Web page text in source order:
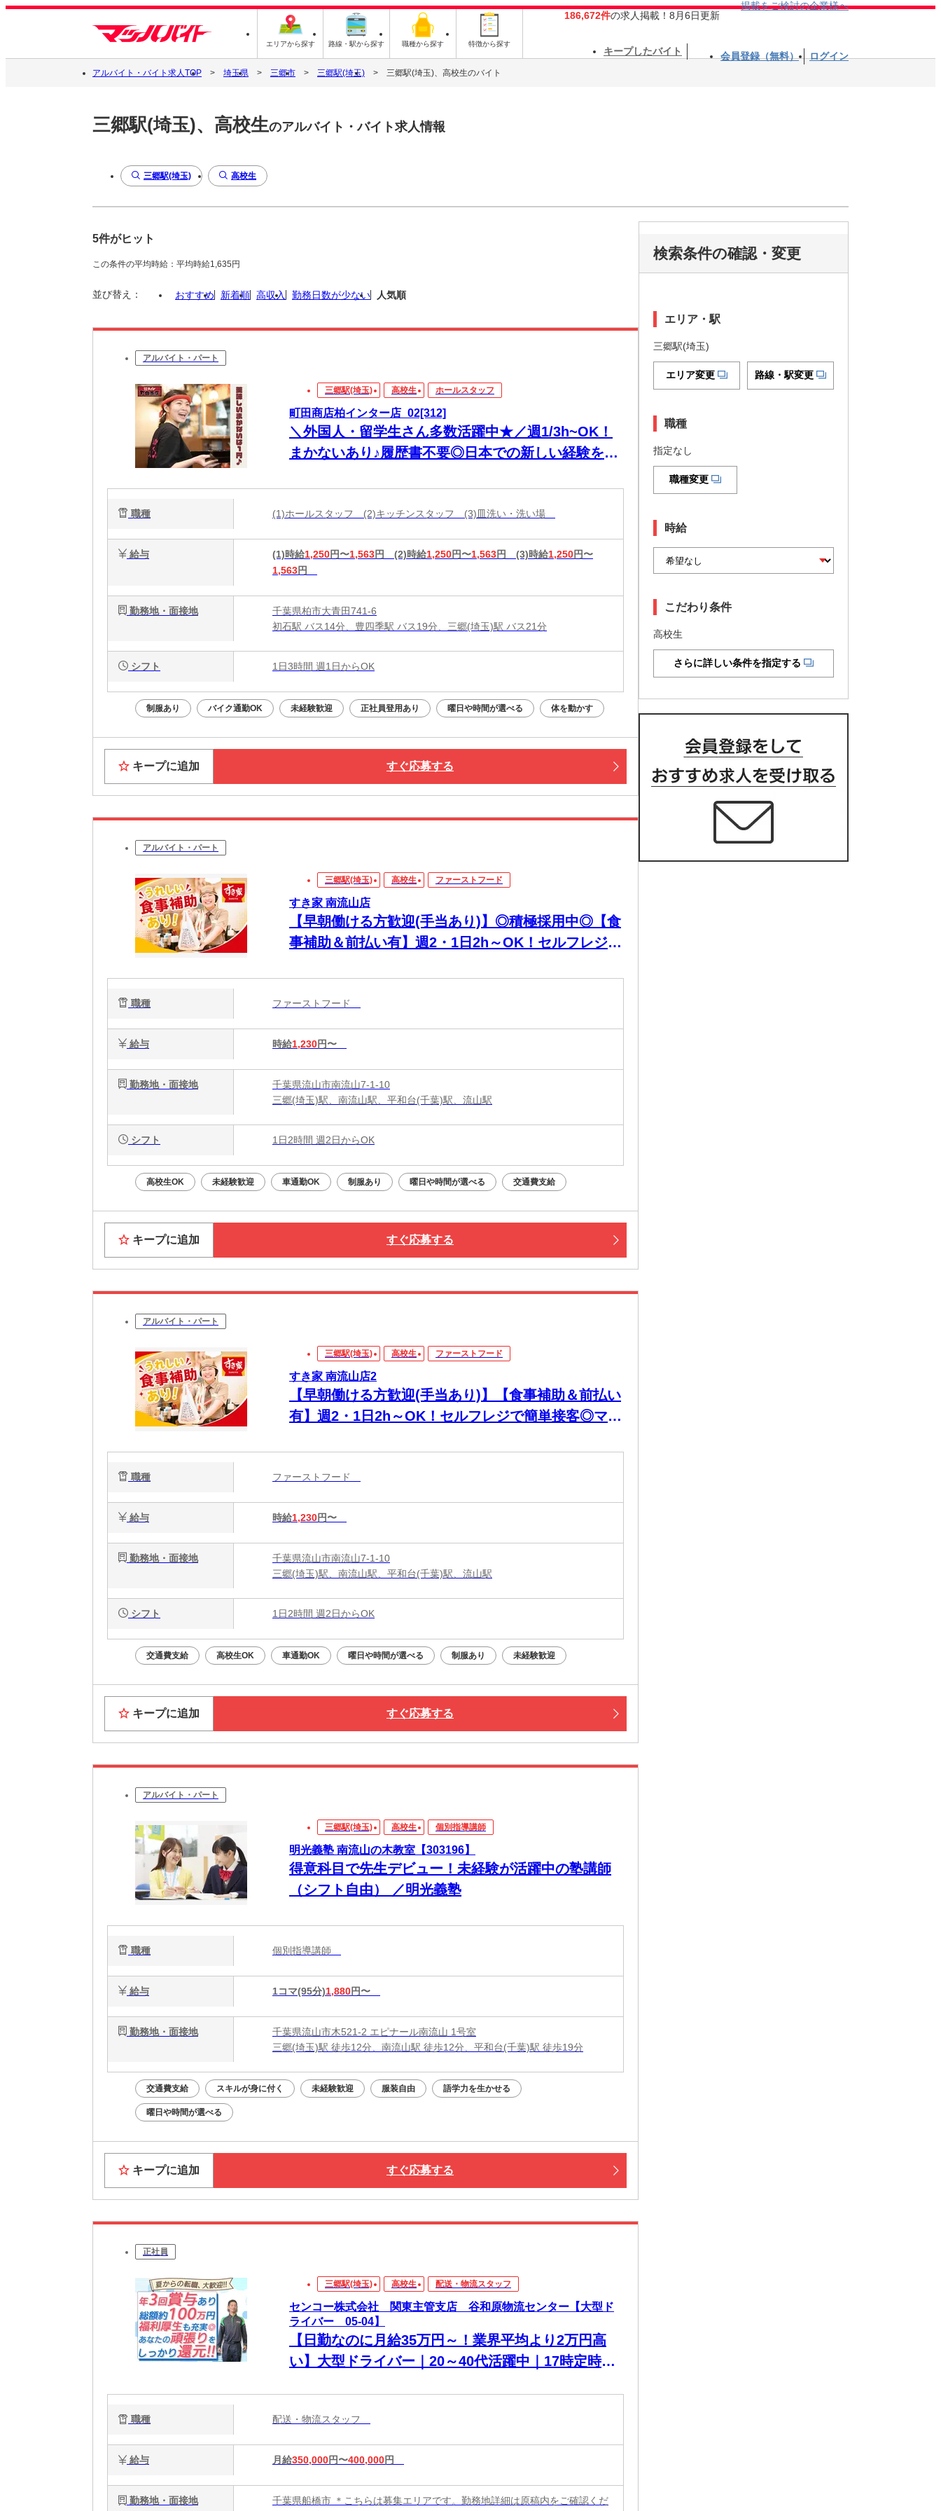
エリアから探す 路線・駅から探す 職種から探す 特徴から探す
186,672件の求人掲載！8月6日更新
掲載をご検討の企業様へ
キープしたバイト 会員登録（無料） ログイン
アルバイト・バイト求人TOP 埼玉県 三郷市 三郷駅(埼玉) 三郷駅(埼玉)、高校生のバイト
三郷駅(埼玉)、高校生のアルバイト・バイト求人情報
三郷駅(埼玉) 高校生
5件がヒット
この条件の平均時給：平均時給1,635円
並び替え： おすすめ 新着順 高収入 勤務日数が少ない 人気順
アルバイト・パート
三郷駅(埼玉) 高校生 ホールスタッフ
町田商店柏インター店_02[312]
＼外国人・留学生さん多数活躍中★／週1/3h~OK！
まかないあり♪履歴書不要◎日本での新しい経験を積
職種 (1)ホールスタッフ (2)キッチンスタッフ (3)皿洗い・洗い場
給与 (1)時給1,250円〜1,563円 (2)時給1,250円〜1,563円 (3)時給1,250円〜
1,563円
勤務地・面接地
千葉県柏市大青田741-6
初石駅 バス14分、豊四季駅 バス19分、三郷(埼玉)駅 バス21分
シフト 1日3時間 週1日からOK
制服あり バイク通勤OK 未経験歓迎 正社員登用あり 曜日や時間が選べる 体を動かす
キープに追加 すぐ応募する
アルバイト・パート
三郷駅(埼玉) 高校生 ファーストフード
すき家 南流山店
【早朝働ける方歓迎(手当あり)】◎積極採用中◎【食
事補助＆前払い有】週2・1日2h～OK！セルフレジで
職種 ファーストフード
給与 時給1,230円〜
勤務地・面接地
千葉県流山市南流山7-1-10
三郷(埼玉)駅、南流山駅、平和台(千葉)駅、流山駅
シフト 1日2時間 週2日からOK
高校生OK 未経験歓迎 車通勤OK 制服あり 曜日や時間が選べる 交通費支給
キープに追加 すぐ応募する
アルバイト・パート
三郷駅(埼玉) 高校生 ファーストフード
すき家 南流山店2
【早朝働ける方歓迎(手当あり)】【食事補助＆前払い
有】週2・1日2h～OK！セルフレジで簡単接客◎マニ
職種 ファーストフード
給与 時給1,230円〜
勤務地・面接地
千葉県流山市南流山7-1-10
三郷(埼玉)駅、南流山駅、平和台(千葉)駅、流山駅
シフト 1日2時間 週2日からOK
交通費支給 高校生OK 車通勤OK 曜日や時間が選べる 制服あり 未経験歓迎
キープに追加 すぐ応募する
アルバイト・パート
三郷駅(埼玉) 高校生 個別指導講師
明光義塾 南流山の木教室【303196】
得意科目で先生デビュー！未経験が活躍中の塾講師
（シフト自由） ／明光義塾
職種 個別指導講師
給与 1コマ(95分)1,880円〜
勤務地・面接地
千葉県流山市木521-2 エピナール南流山 1号室
三郷(埼玉)駅 徒歩12分、南流山駅 徒歩12分、平和台(千葉)駅 徒歩19分
交通費支給 スキルが身に付く 未経験歓迎 服装自由 語学力を生かせる
曜日や時間が選べる
キープに追加 すぐ応募する
正社員
三郷駅(埼玉) 高校生 配送・物流スタッフ
センコー株式会社 関東主管支店 谷和原物流センター【大型ド
ライバー 05-04】
【日勤なのに月給35万円～！業界平均より2万円高
い】大型ドライバー｜20～40代活躍中｜17時定時で
職種 配送・物流スタッフ
給与 月給350,000円〜400,000円
勤務地・面接地 千葉県船橋市 ＊こちらは募集エリアです。勤務地詳細は原稿内をご確認くだ
検索条件の確認・変更
エリア・駅
三郷駅(埼玉)
エリア変更 路線・駅変更
職種
指定なし
職種変更
時給
こだわり条件
高校生
さらに詳しい条件を指定する